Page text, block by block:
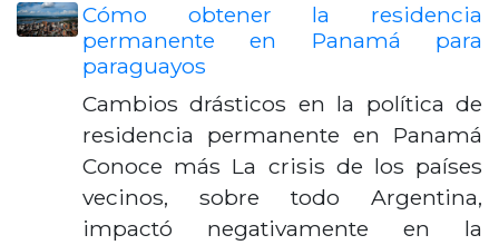
Cómo obtener la residencia
permanente en Panamá para
paraguayos
Cambios drásticos en la política de
residencia permanente en Panamá
Conoce más La crisis de los países
vecinos, sobre todo Argentina,
impactó negativamente en la